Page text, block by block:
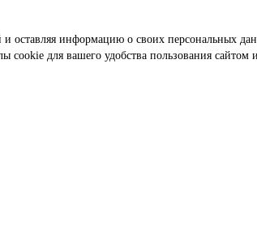
и оставляя информацию о своих персональных
для вашего удобства пользования сайтом